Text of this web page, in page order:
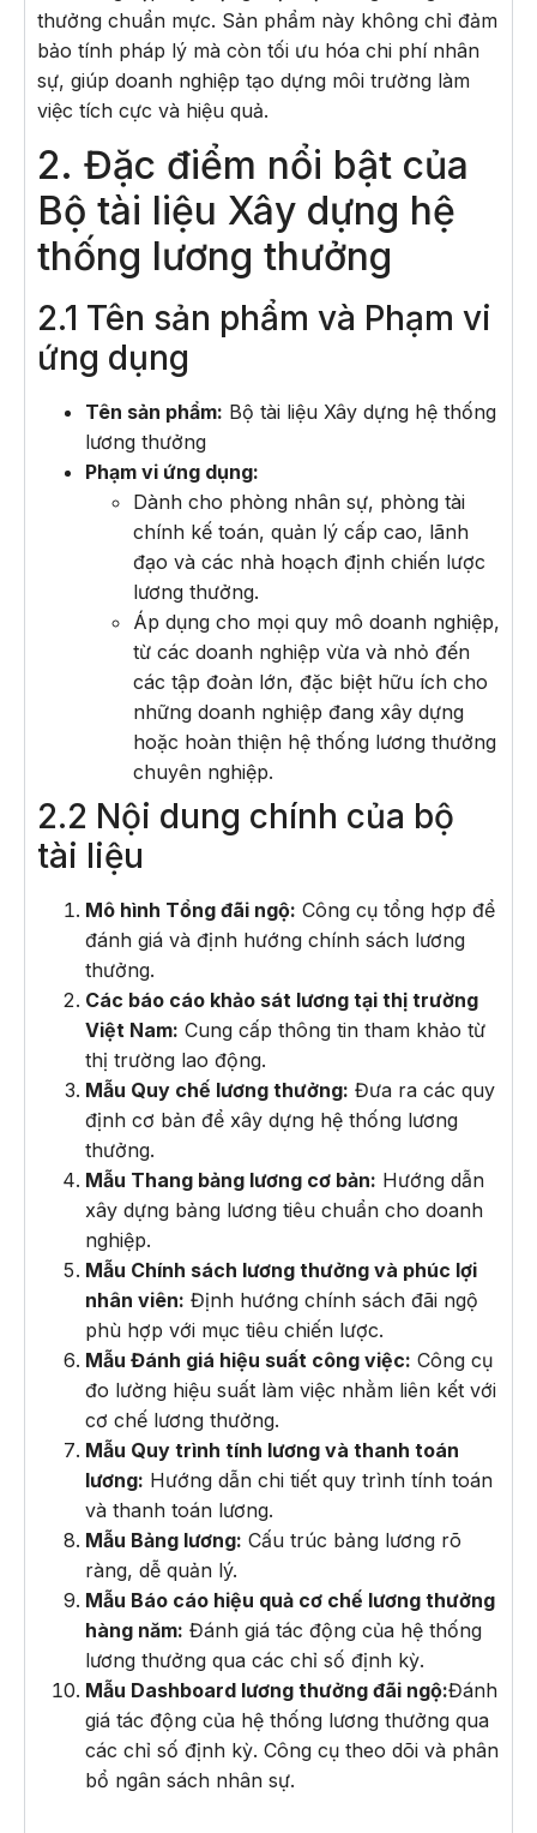
thưởng chuẩn mực. Sản phẩm này không chỉ đảm
bảo tính pháp lý mà còn tối ưu hóa chi phí nhân
sự, giúp doanh nghiệp tạo dựng môi trường làm
việc tích cực và hiệu quả.
2. Đặc điểm nổi bật của
Bộ tài liệu Xây dựng hệ
thống lương thưởng
2.1 Tên sản phẩm và Phạm vi
ứng dụng
Tên sản phẩm: Bộ tài liệu Xây dựng hệ thống
lương thưởng
Phạm vi ứng dụng:
Dành cho phòng nhân sự, phòng tài
chính kế toán, quản lý cấp cao, lãnh
đạo và các nhà hoạch định chiến lược
lương thưởng.
Áp dụng cho mọi quy mô doanh nghiệp,
từ các doanh nghiệp vừa và nhỏ đến
các tập đoàn lớn, đặc biệt hữu ích cho
những doanh nghiệp đang xây dựng
hoặc hoàn thiện hệ thống lương thưởng
chuyên nghiệp.
2.2 Nội dung chính của bộ
tài liệu
Mô hình Tổng đãi ngộ: Công cụ tổng hợp để
đánh giá và định hướng chính sách lương
thưởng.
Các báo cáo khảo sát lương tại thị trường
Việt Nam: Cung cấp thông tin tham khảo từ
thị trường lao động.
Mẫu Quy chế lương thưởng: Đưa ra các quy
định cơ bản để xây dựng hệ thống lương
thưởng.
Mẫu Thang bảng lương cơ bản: Hướng dẫn
xây dựng bảng lương tiêu chuẩn cho doanh
nghiệp.
Mẫu Chính sách lương thưởng và phúc lợi
nhân viên: Định hướng chính sách đãi ngộ
phù hợp với mục tiêu chiến lược.
Mẫu Đánh giá hiệu suất công việc: Công cụ
đo lường hiệu suất làm việc nhằm liên kết với
cơ chế lương thưởng.
Mẫu Quy trình tính lương và thanh toán
lương: Hướng dẫn chi tiết quy trình tính toán
và thanh toán lương.
Mẫu Bảng lương: Cấu trúc bảng lương rõ
ràng, dễ quản lý.
Mẫu Báo cáo hiệu quả cơ chế lương thưởng
hàng năm: Đánh giá tác động của hệ thống
lương thưởng qua các chỉ số định kỳ.
Mẫu Dashboard lương thưởng đãi ngộ:Đánh
giá tác động của hệ thống lương thưởng qua
các chỉ số định kỳ. Công cụ theo dõi và phân
bổ ngân sách nhân sự.